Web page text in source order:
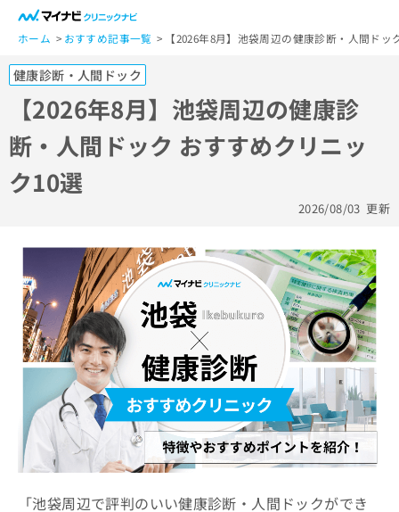
ホーム おすすめ記事一覧 【2026年8月】池袋周辺の健康診断・人間ド
健康診断・人間ドック
【2026年8月】池袋周辺の健康診
断・人間ドック おすすめクリニッ
ク10選
2026/08/03 更新
「池袋周辺で評判のいい健康診断・人間ドックができ
一
般
ー
ザ
ー
の
方
は
こ
マ
イ
ナ
ビ
ク
リ
ク
ナ
ビ
関
医
療
関
係
者
の
ち
ら
広